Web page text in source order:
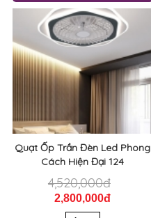
Quạt Ốp Trần Đèn Led Phong
Cách Hiện Đại 124
4,520,000đ
2,800,000đ